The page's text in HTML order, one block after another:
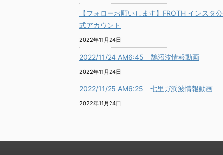
【フォローお願いします】FROTH インスタ公
式アカウント
2022年11月24日
2022/11/24 AM6:45 鵠沼波情報動画
2022年11月24日
2022/11/25 AM6:25 七里ガ浜波情報動画
2022年11月24日